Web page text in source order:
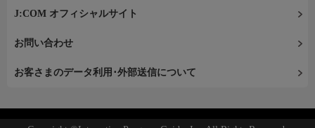
J:COM オフィシャルサイト
お問い合わせ
お客さまのデータ利用･外部送信について